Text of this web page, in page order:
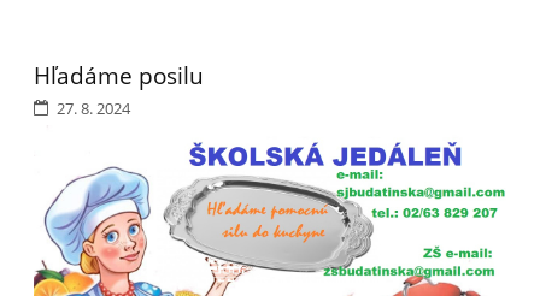
Hľadáme posilu
27. 8. 2024